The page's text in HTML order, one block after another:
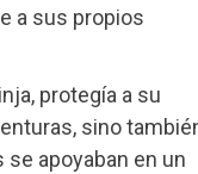
a sus propios
protegía a su
sino
apoyaban en un